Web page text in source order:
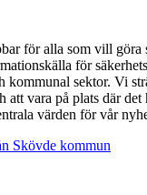
för alla som vill göra
för
kommunal sektor. Vi
att vara på plats där
värden för vår
Skövde kommun